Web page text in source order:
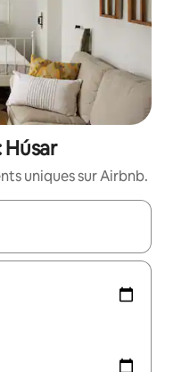
Húsar
uniques sur Airbnb.
les en utilisant